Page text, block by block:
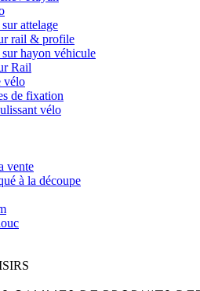
attelage
rail & profile
hayon véhicule
Rail
vélo
de fixation
vélo
vente
à la découpe